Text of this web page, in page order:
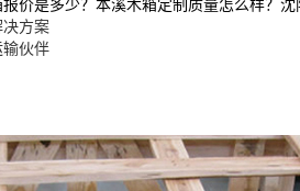
方案
伙伴